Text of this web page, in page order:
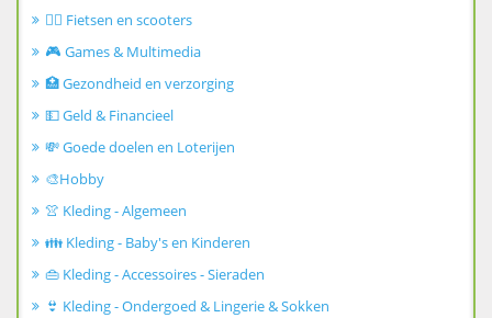
🚴‍♂️ Fietsen en scooters
🎮 Games & Multimedia
🏥 Gezondheid en verzorging
💵 Geld & Financieel
💸 Goede doelen en Loterijen
🎨Hobby
👚 Kleding - Algemeen
👪 Kleding - Baby's en Kinderen
👜 Kleding - Accessoires - Sieraden
👙 Kleding - Ondergoed & Lingerie & Sokken